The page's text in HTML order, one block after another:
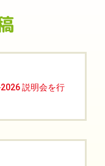
説明会を行